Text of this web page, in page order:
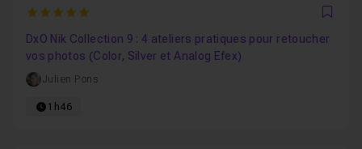
5
DxO Nik Collection 9 : 4 ateliers pratiques pour retoucher
vos photos (Color, Silver et Analog Efex)
Julien Pons
1h46